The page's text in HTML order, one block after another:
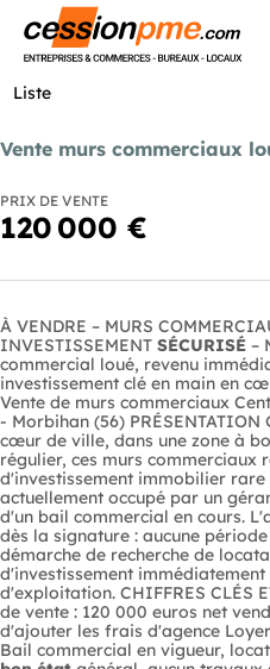
Liste
Vente murs commerciaux
PRIX DE VENTE
120 000 €
À VENDRE – MURS
INVESTISSEMENT SÉCURISÉ –
commercial loué, revenu
investissement clé en main en
Vente de murs commerciaux
- Morbihan (56) PRÉSENTATION
cœur de ville, dans une zone à
régulier, ces murs commerciaux
d'investissement immobilier rare
actuellement occupé par un
d'un bail commercial en cours.
dès la signature : aucune
démarche de recherche de
d'investissement
d'exploitation. CHIFFRES CLÉS
de vente : 120 000 euros net
d'ajouter les frais d'agence
Bail commercial en vigueur,